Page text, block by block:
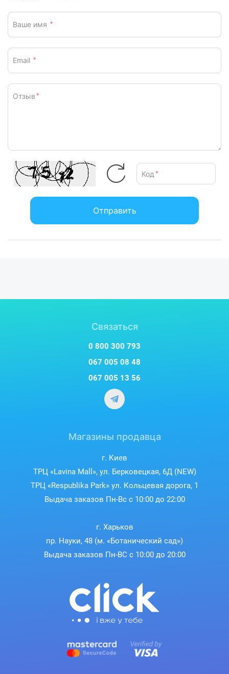
Ваше имя *
Email *
Отзыв *
Код *
Отправить
Связаться
0 800 300 793
067 005 08 48
067 005 13 56
Магазины продавца
г. Киев
ТРЦ «Lavina Mall», ул. Берковецкая, 6Д (NEW)
ТРЦ «Respublika Park» ул. Кольцевая дорога, 1
Выдача заказов Пн-Вс с 10:00 до 22:00
г. Харьков
пр. Науки, 48 (м. «Ботанический сад»)
Выдача заказов Пн-ВС с 10:00 до 20:00